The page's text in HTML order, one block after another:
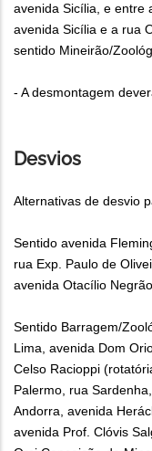
avenida Sicília, e entre
avenida Sicília e a rua
sentido Mineirão/
- A desmontagem
Desvios
Alternativas de desvio
Sentido avenida
rua Exp. Paulo de
avenida Otacílio
Sentido Barragem/
Lima, avenida Dom
Celso Racioppi
Palermo, rua
Andorra, avenida
avenida Prof. Clóvis